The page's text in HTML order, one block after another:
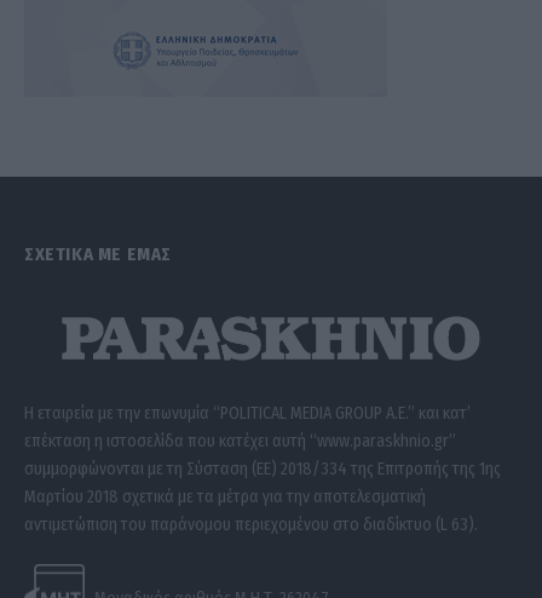
ΣΧΕΤΙΚΑ ΜΕ ΕΜΑΣ
Η εταιρεία με την επωνυμία “POLITICAL MEDIA GROUP A.E.” και κατ’
επέκταση η ιστοσελίδα που κατέχει αυτή “www.paraskhnio.gr”
συμμορφώνονται με τη Σύσταση (ΕΕ) 2018/334 της Επιτροπής της 1ης
Μαρτίου 2018 σχετικά με τα μέτρα για την αποτελεσματική
αντιμετώπιση του παράνομου περιεχομένου στο διαδίκτυο (L 63).